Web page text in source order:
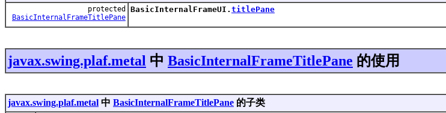
protected
BasicInternalFrameTitlePane
BasicInternalFrameUI. titlePane
javax.swing.plaf.metal 中 BasicInternalFrameTitlePane 的使用
javax.swing.plaf.metal 中 BasicInternalFrameTitlePane 的子类